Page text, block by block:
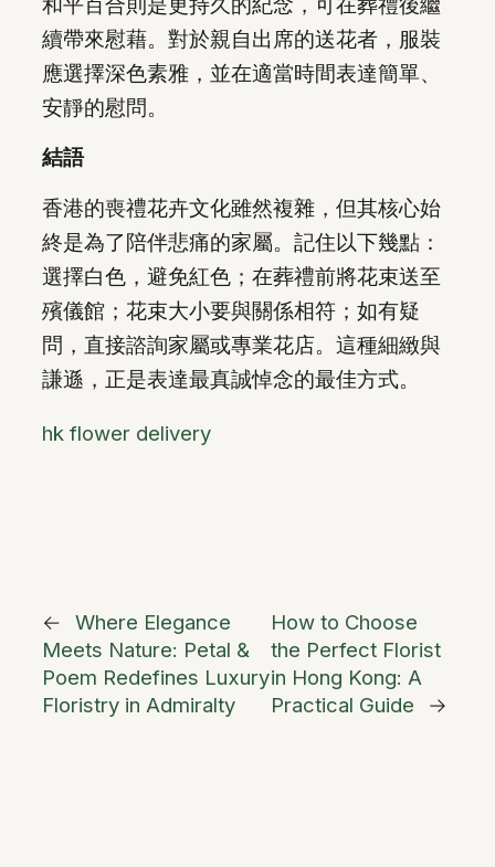
續帶來慰藉。對於親自出席的送花者，服裝
應選擇深色素雅，並在適當時間表達簡單、
安靜的慰問。
結語
香港的喪禮花卉文化雖然複雜，但其核心始
終是為了陪伴悲痛的家屬。記住以下幾點：
選擇白色，避免紅色；在葬禮前將花束送至
殯儀館；花束大小要與關係相符；如有疑
問，直接諮詢家屬或專業花店。這種細緻與
謙遜，正是表達最真誠悼念的最佳方式。
hk flower delivery
←
Where Elegance
Meets Nature: Petal &
Poem Redefines Luxury
Floristry in Admiralty
How to Choose
the Perfect Florist
in Hong Kong: A
Practical Guide
→